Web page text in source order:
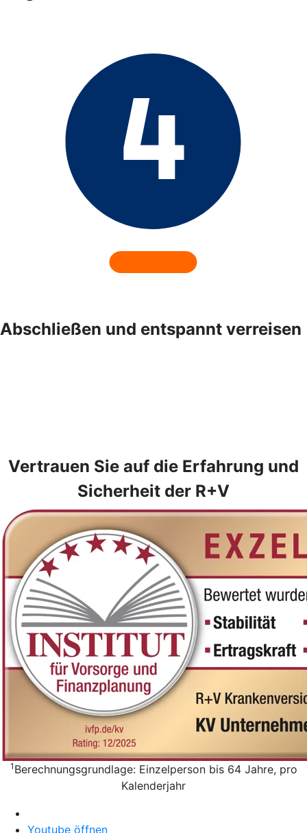
Abschließen und entspannt verreisen
Vertrauen Sie auf die Erfahrung und
Sicherheit der R+V
1 Berechnungsgrundlage: Einzelperson bis 64 Jahre, pro
Kalenderjahr
Youtube öffnen